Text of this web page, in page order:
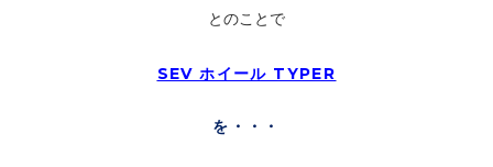
とのことで
SEV ホイール TYPER
を・・・